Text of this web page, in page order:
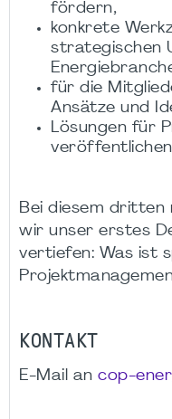
fördern,
konkrete
strategischen
für die
Ansätze und
Lösungen für
Bei diesem dritten
wir unser erstes
vertiefen: Was ist
KONTAKT
E-Mail an cop-